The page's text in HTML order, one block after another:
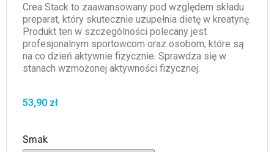
Crea Stack to zaawansowany pod względem składu
preparat, który skutecznie uzupełnia dietę w kreatynę.
Produkt ten w szczególności polecany jest
profesjonalnym sportowcom oraz osobom, które są
na co dzień aktywnie fizycznie. Sprawdza się w
stanach wzmożonej aktywności fizycznej.
53,90 zł
Smak